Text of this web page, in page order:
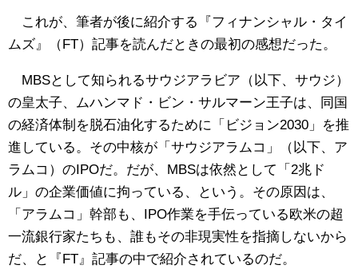
これが、筆者が後に紹介する『フィナンシャル・タイ
ムズ』（FT）記事を読んだときの最初の感想だった。
MBSとして知られるサウジアラビア（以下、サウジ）
の皇太子、ムハンマド・ビン・サルマーン王子は、同国
の経済体制を脱石油化するために「ビジョン2030」を推
進している。その中核が「サウジアラムコ」（以下、ア
ラムコ）のIPOだ。だが、MBSは依然として「2兆ド
ル」の企業価値に拘っている、という。その原因は、
「アラムコ」幹部も、IPO作業を手伝っている欧米の超
一流銀行家たちも、誰もその非現実性を指摘しないから
だ、と『FT』記事の中で紹介されているのだ。